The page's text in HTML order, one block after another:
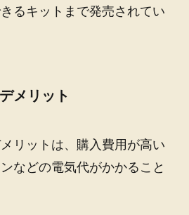
るキットまで発売されてい
メリット
リットは、購入費用が高い
などの電気代がかかること